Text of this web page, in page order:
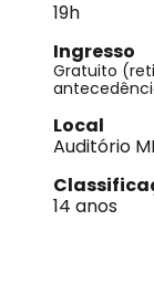
19h
Ingresso
Gratuito
Local
Auditório
14 anos